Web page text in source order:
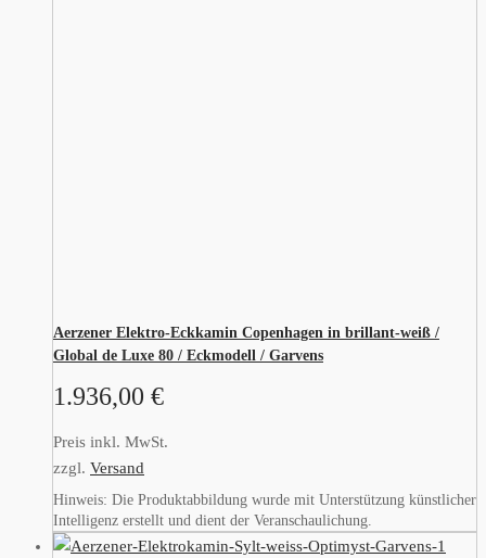
Aerzener Elektro-Eckkamin Copenhagen in brillant-weiß /
Global de Luxe 80 / Eckmodell / Garvens
1.936,00 €
Preis inkl. MwSt.
zzgl. Versand
Hinweis: Die Produktabbildung wurde mit Unterstützung künstlicher
Intelligenz erstellt und dient der Veranschaulichung.